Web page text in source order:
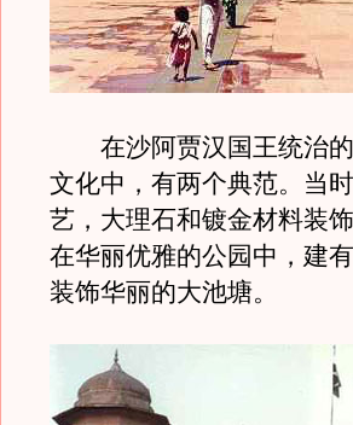
在沙阿贾汉国王统治的
文化中，有两个典范。当
艺，大理石和镀金材料装
在华丽优雅的公园中，建
装饰华丽的大池塘。